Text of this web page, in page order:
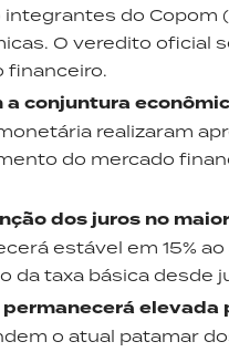
integrantes do
O veredito oficial
financeiro.
conjuntura
realizaram
do mercado
dos juros no
estável em 15%
da taxa básica desde
elevada
o atual patamar